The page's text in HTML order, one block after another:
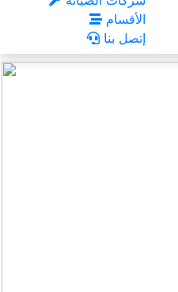
الأقسام
إتصل بنا